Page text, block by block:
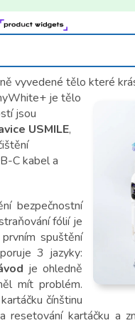
vyvedené tělo které
je tělo
jsou
USMILE,
C kabel a
bezpečnostní
fólií je
spuštění
3 jazyky:
je ohledně
mít problém.
čínštinu
kartáčku a